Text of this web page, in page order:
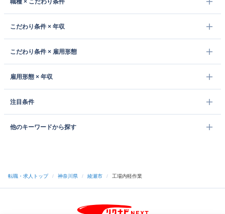
職種 × こだわり条件
こだわり条件 × 年収
こだわり条件 × 雇用形態
雇用形態 × 年収
注目条件
他のキーワードから探す
転職・求人トップ / 神奈川県 / 綾瀬市 / 工場内軽作業